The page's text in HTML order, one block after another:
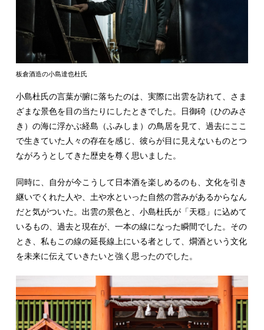
板倉酒造の小島達也杜氏
小島杜氏の言葉が腑に落ちたのは、実際に出雲を訪れて、さま
ざまな景色を目の当たりにしたときでした。日御碕（ひのみさ
き）の海に浮かぶ経島（ふみしま）の鳥居を見て、過去にここ
で生きていた人々の存在を感じ、彼らが目に見えないものとつ
ながろうとしてきた歴史を尊く思いました。
同時に、自分が今こうして日本酒を楽しめるのも、文化を引き
継いでくれた人や、土や水といった自然の営みがあるからなん
だと気がついた。出雲の景色と、小島杜氏が「天穏」に込めて
いるもの、過去と現在が、一本の線になった瞬間でした。その
とき、私もこの線の延長線上にいる者として、燗酒という文化
を未来に伝えていきたいと強く思ったのでした。